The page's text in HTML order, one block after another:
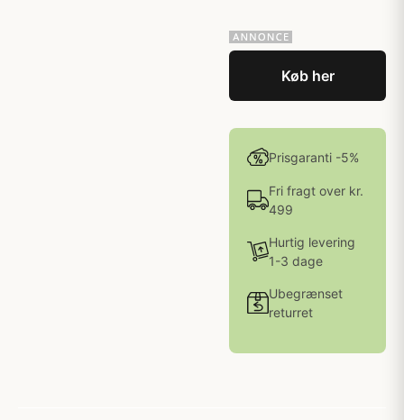
Køb her
Prisgaranti -5%
Fri fragt over kr.
499
Hurtig levering
1-3 dage
Ubegrænset
returret